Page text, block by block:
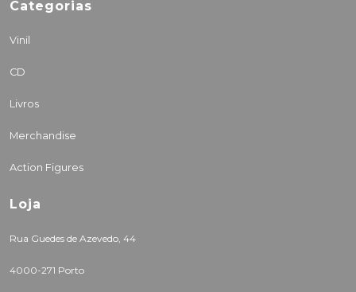
Categorias
Vinil
CD
Livros
Merchandise
Action Figures
Loja
Rua Guedes de Azevedo, 44
4000-271 Porto